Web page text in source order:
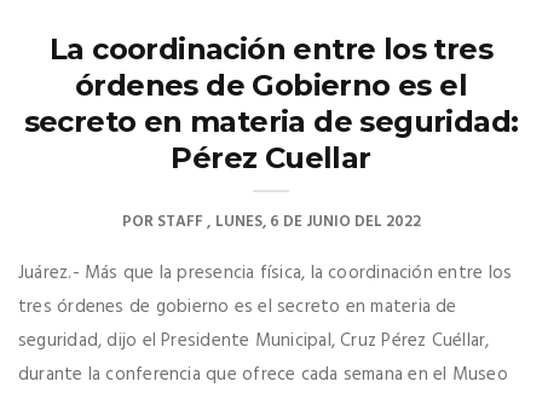
La coordinación entre los tres
órdenes de Gobierno es el
secreto en materia de seguridad:
Pérez Cuellar
PORSTAFF LUNES, 6 DE JUNIO DEL 2022
Juárez.- Más que la presencia física, la coordinación entre los
tres órdenes de gobierno es el secreto en materia de
seguridad, dijo el Presidente Municipal, Cruz Pérez Cuéllar,
durante la conferencia que ofrece cada semana en el Museo